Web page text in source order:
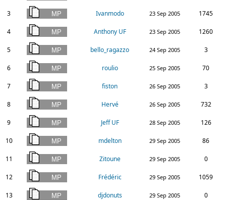
3 Ivanmodo 23 Sep 2005 1745
4 Anthony UF 23 Sep 2005 1260
5 bello_ragazzo 24 Sep 2005 3
6 roulio 25 Sep 2005 70
7 fiston 26 Sep 2005 3
8 Hervé 26 Sep 2005 732
9 Jeff UF 28 Sep 2005 126
10 mdelton 29 Sep 2005 86
11 Zitoune 29 Sep 2005 0
12 Frédéric 29 Sep 2005 1059
13 djdonuts 29 Sep 2005 0